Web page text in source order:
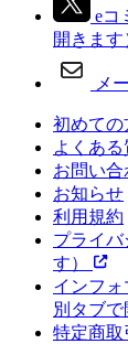
eコ
開きます
メ
初めての
よくある
お問い合
お知らせ
利用規約
プライ
す）
インフ
別タブで
特定商取